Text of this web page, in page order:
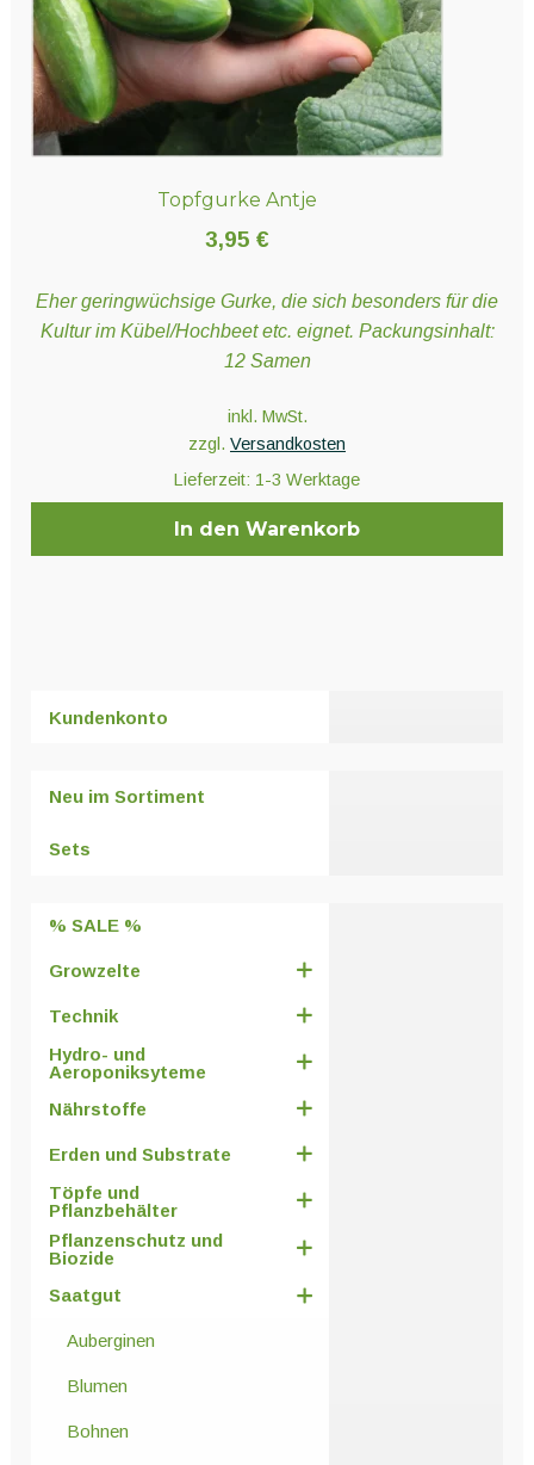
Topfgurke Antje
3,95 €
Eher geringwüchsige Gurke, die sich besonders für die
Kultur im Kübel/Hochbeet etc. eignet. Packungsinhalt:
12 Samen
inkl. MwSt.
zzgl. Versandkosten
Lieferzeit: 1-3 Werktage
In den Warenkorb
Kundenkonto
Neu im Sortiment
Sets
% SALE %
Growzelte
Technik
Hydro- und
Aeroponiksyteme
Nährstoffe
Erden und Substrate
Töpfe und
Pflanzbehälter
Pflanzenschutz und
Biozide
Saatgut
Auberginen
Blumen
Bohnen